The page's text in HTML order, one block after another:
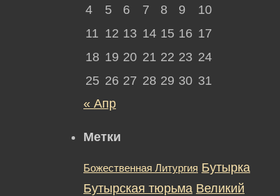
4
5 6 7 8 9
10
11 12 13 14 15 16 17
18 19 20 21 22 23 24
25 26 27 28 29 30 31
« Апр
Метки
Божественная Литургия Бутырка
Бутырская тюрьма Великий